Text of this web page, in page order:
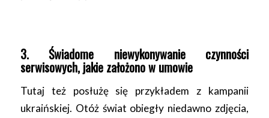
3. Świadome niewykonywanie czynności
serwisowych, jakie założono w umowie
Tutaj też posłużę się przykładem z kampanii
ukraińskiej. Otóż świat obiegły niedawno zdjęcia,